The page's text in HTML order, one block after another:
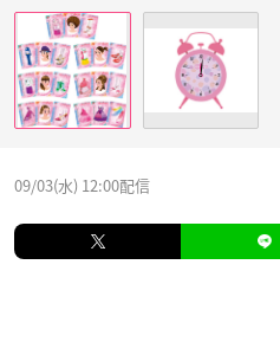
09/03(水) 12:00配信